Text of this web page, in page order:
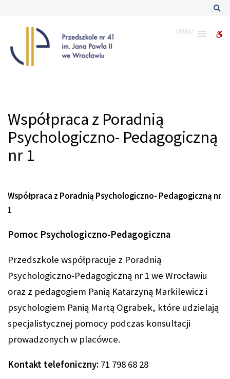
Psychologiczno-
Pedagogiczną
MENU
Współpraca z Poradnią
Psychologiczno- Pedagogiczną
nr 1
Współpraca z Poradnią Psychologiczno- Pedagogiczną nr
1
Pomoc Psychologiczno-Pedagogiczna
Przedszkole współpracuje z Poradnią
Psychologiczno-Pedagogiczną nr 1 we Wrocławiu
oraz z pedagogiem Panią Katarzyną Markilewicz i
psychologiem Panią Martą Ograbek, które udzielają
specjalistycznej pomocy podczas konsultacji
prowadzonych w placówce.
Kontakt telefoniczny: 71 798 68 28